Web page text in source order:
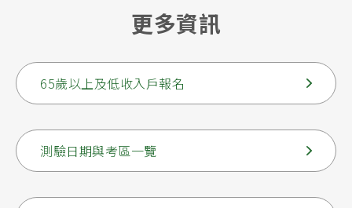
更多資訊
65歲以上及低收入戶報名
測驗日期與考區一覽